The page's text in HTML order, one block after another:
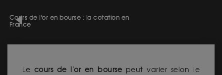
Cours de l'or en bourse : la cotation en
France
Le cours de l'or en bourse peut varier selon le